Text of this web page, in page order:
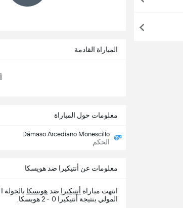
المباراة القادمة
معلومات حول المباراة
Dámaso Arcediano Monescillo
الحكم
معلومات عن أنتيكيرا ضد هويسكا
انتهت مباراة أنتيكيرا ضد هويسكا بالجولة
المولي بنتيجة أنتيكيرا 0 - 2 هويسكا.